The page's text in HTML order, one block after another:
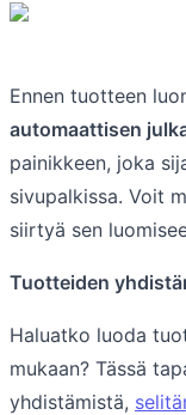
Ennen tuotteen
automaattisen
painikkeen, joka
sivupalkissa. Voit
siirtyä sen
Tuotteiden
Haluatko luoda
mukaan? Tässä
yhdistämistä,